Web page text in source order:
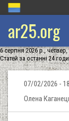
ar25.org
6 серпня 2026 р.,
Статей за останні 24
07/02/2026 -
Олена